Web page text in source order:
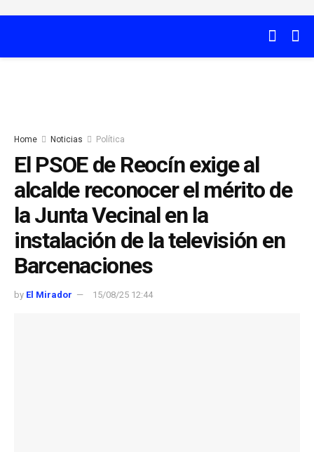
Home Noticias Política
El PSOE de Reocín exige al
alcalde reconocer el mérito de
la Junta Vecinal en la
instalación de la televisión en
Barcenaciones
by El Mirador 15/08/25 12:44